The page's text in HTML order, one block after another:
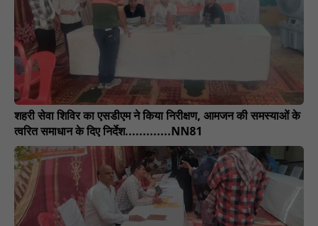
शहरी सेवा शिविर का एसडीएम ने किया निरीक्षण, आमजन की समस्याओं के
त्वरित समाधान के दिए निर्देश.............NN81